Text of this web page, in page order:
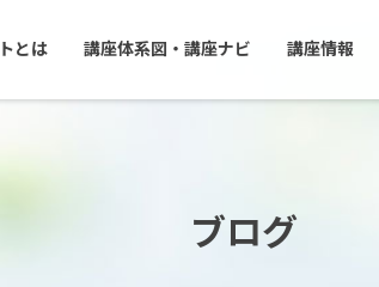
とは 講座体系図・講座ナビ 講座情報
ブログ